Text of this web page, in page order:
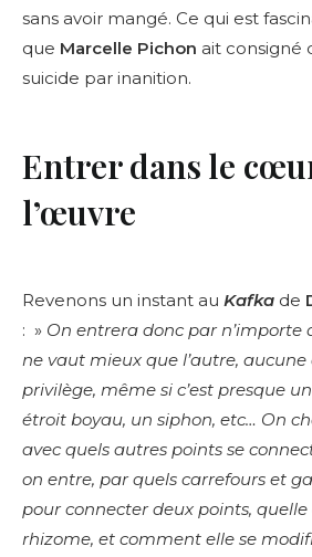
sans avoir mangé. Ce qui est
que Marcelle Pichon ait consigné
suicide par inanition.
Entrer dans le
l’œuvre
Revenons un instant au Kafka de
: » On entrera donc par n’importe
ne vaut mieux que l’autre, aucune
privilège, même si c’est presque
étroit boyau, un siphon, etc… On
avec quels autres points se
on entre, par quels carrefours et
pour connecter deux points,
rhizome, et comment elle se